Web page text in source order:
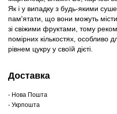
Як і у випадку з будь-якими
пам'ятати, що вони можуть
зі свіжими фруктами, тому
помірних кількостях, особливо
рівнем цукру у своїй дієті.
Доставка
- Нова Пошта
- Укрпошта